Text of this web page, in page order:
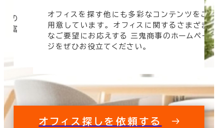
の
豊富
オフィスを探す他にも多彩なコンテンツをご
用意しています。 オフィスに関するさまざま
なご要望にお応えする 三鬼商事のホームペー
ジをぜひお役立てください。
オフィス探しを依頼する